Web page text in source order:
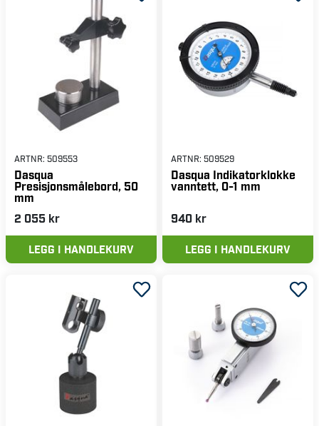
ARTNR: 509553
Dasqua
Presisjonsmålebord, 50
mm
2 055 kr
LEGG I HANDLEKURV
ARTNR: 509529
Dasqua Indikatorklokke
vanntett, 0-1 mm
940 kr
LEGG I HANDLEKURV